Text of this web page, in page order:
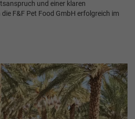
und einer klaren
F&F Pet Food GmbH erfolgreich im